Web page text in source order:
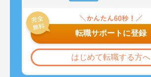
転職サポートに登録
はじめて転職する方へ